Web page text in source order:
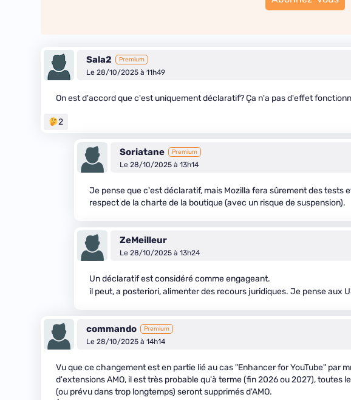
Sala2 Premium
Le 28/10/2025 à 11h49
On est d'accord que c'est uniquement déclaratif? Ça n'a pas d'effet
2
Soriatane Premium
Le 28/10/2025 à 13h14
Je pense que c'est déclaratif, mais Mozilla fera sûrement des
respect de la charte de la boutique (avec un risque de suspension).
ZeMeilleur
Le 28/10/2025 à 13h24
Un déclaratif est considéré comme engageant.
il peut, a posteriori, alimenter des recours juridiques. Je pense aux
commando Premium
Le 28/10/2025 à 14h14
Vu que ce changement est en partie lié au cas "Enhancer for YouTube" par
d'extensions AMO, il est très probable qu'à terme (fin 2026 ou 2027), toutes
(ou prévu dans trop longtemps) seront supprimés d'AMO.